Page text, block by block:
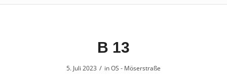
B 13
5. Juli 2023 / inOS - Möserstraße